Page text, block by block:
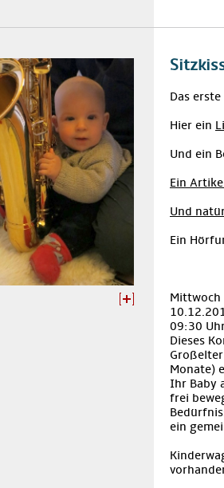
Das
Hier ein
Und ein
Ein
Und
Ein
Mittwoch
09:30
Dieses
Monate)
Ihr Baby
frei
ein